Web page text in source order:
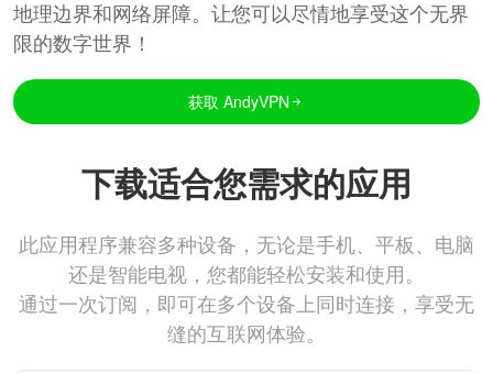
地理边界和网络屏障。让您可以尽情地享受这个无界
限的数字世界！
获取 AndyVPN
下载适合您需求的应用
此应用程序兼容多种设备，无论是手机、平板、电脑
还是智能电视，您都能轻松安装和使用。
通过一次订阅，即可在多个设备上同时连接，享受无
缝的互联网体验。